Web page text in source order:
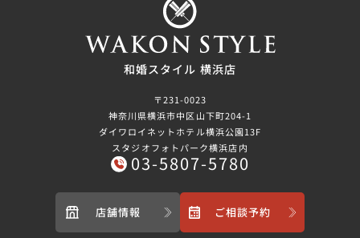
和婚スタイル 横浜店
〒231-0023
神奈川県横浜市中区山下町204-1
ダイワロイネットホテル横浜公園13F
スタジオフォトパーク横浜店内
03-5807-5780
店舗情報 ご相談予約